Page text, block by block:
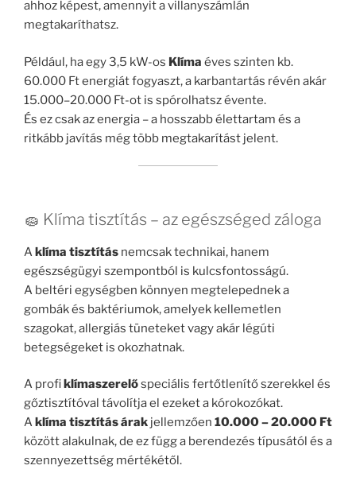
ahhoz képest, amennyit a villanyszámlán
megtakaríthatsz.
Például, ha egy 3,5 kW-os Klíma éves szinten kb.
60.000 Ft energiát fogyaszt, a karbantartás révén akár
15.000–20.000 Ft-ot is spórolhatsz évente.
És ez csak az energia – a hosszabb élettartam és a
ritkább javítás még több megtakarítást jelent.
🧽 Klíma tisztítás – az egészséged záloga
Aklíma tisztítás nemcsak technikai, hanem
egészségügyi szempontból is kulcsfontosságú.
A beltéri egységben könnyen megtelepednek a
gombák és baktériumok, amelyek kellemetlen
szagokat, allergiás tüneteket vagy akár légúti
betegségeket is okozhatnak.
A profi klímaszerelőspeciális fertőtlenítő szerekkel és
gőztisztítóval távolítja el ezeket a kórokozókat.
A klíma tisztítás árak jellemzően 10.000 – 20.000 Ft
között alakulnak, de ez függ a berendezés típusától és a
szennyezettség mértékétől.